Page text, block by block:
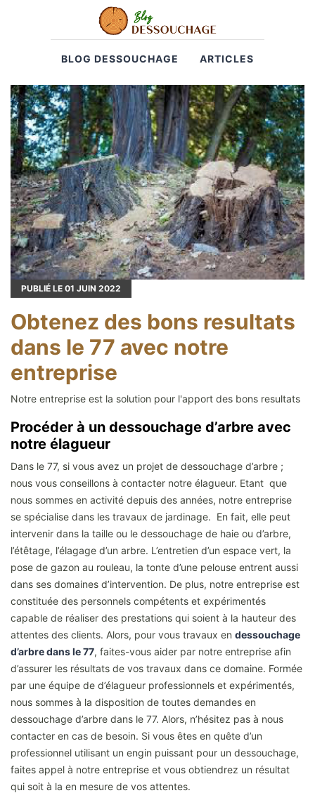
BLOG DESSOUCHAGE ARTICLES
PUBLIÉ LE 01 JUIN 2022
Obtenez des bons resultats
dans le 77 avec notre
entreprise
Notre entreprise est la solution pour l'apport des bons resultats
Procéder à un dessouchage d’arbre avec
notre élagueur
Dans le 77, si vous avez un projet de dessouchage d’arbre ;
nous vous conseillons à contacter notre élagueur. Etant que
nous sommes en activité depuis des années, notre entreprise
se spécialise dans les travaux de jardinage. En fait, elle peut
intervenir dans la taille ou le dessouchage de haie ou d’arbre,
l’étêtage, l’élagage d’un arbre. L’entretien d’un espace vert, la
pose de gazon au rouleau, la tonte d’une pelouse entrent aussi
dans ses domaines d’intervention. De plus, notre entreprise est
constituée des personnels compétents et expérimentés
capable de réaliser des prestations qui soient à la hauteur des
attentes des clients. Alors, pour vous travaux en dessouchage
d’arbre dans le 77, faites-vous aider par notre entreprise afin
d’assurer les résultats de vos travaux dans ce domaine. Formée
par une équipe de d’élagueur professionnels et expérimentés,
nous sommes à la disposition de toutes demandes en
dessouchage d’arbre dans le 77. Alors, n’hésitez pas à nous
contacter en cas de besoin. Si vous êtes en quête d’un
professionnel utilisant un engin puissant pour un dessouchage,
faites appel à notre entreprise et vous obtiendrez un résultat
qui soit à la en mesure de vos attentes.